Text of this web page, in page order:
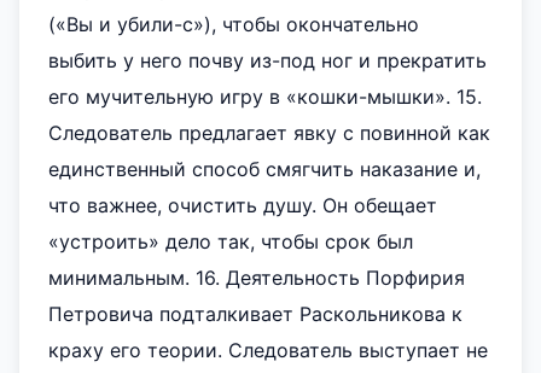
(«Вы и убили-с»), чтобы окончательно
выбить у него почву из-под ног и прекратить
его мучительную игру в «кошки-мышки». 15.
Следователь предлагает явку с повинной как
единственный способ смягчить наказание и,
что важнее, очистить душу. Он обещает
«устроить» дело так, чтобы срок был
минимальным. 16. Деятельность Порфирия
Петровича подталкивает Раскольникова к
краху его теории. Следователь выступает не